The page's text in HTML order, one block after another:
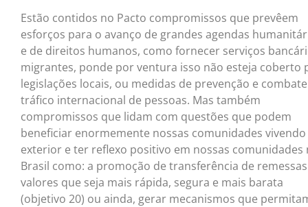
Estão contidos no Pacto compromissos que prevêem
esforços para o avanço de grandes agendas
e de direitos humanos, como fornecer serviços
migrantes, ponde por ventura isso não esteja coberto
legislações locais, ou medidas de prevenção e
tráfico internacional de pessoas. Mas também
compromissos que lidam com questões que podem
beneficiar enormemente nossas comunidades
exterior e ter reflexo positivo em nossas comunidades
Brasil como: a promoção de transferência de
valores que seja mais rápida, segura e mais barata
(objetivo 20) ou ainda, gerar mecanismos que